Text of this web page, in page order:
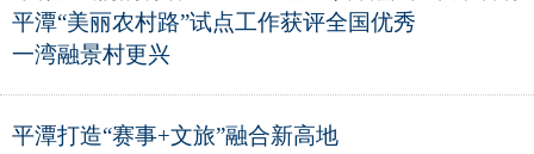
平潭“美丽农村路”试点工作获评全国优秀
一湾融景村更兴
平潭打造“赛事+文旅”融合新高地